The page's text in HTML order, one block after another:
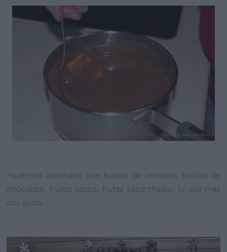
Podemos adornarlo con bolitas de cereales, bolitas de
chocolate, frutos secos, frutas escarchadas...lo que mas
nos guste.